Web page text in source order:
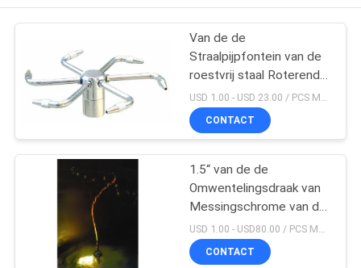
PRODUCTEN
ONGEVEER
ONS
FABRIEKSREIS
KWALITEITSCONTROLE
CONTACTEER
Van de de
Straalpijpfontein van de
roestvrij staal Roterende
Fontein van de de Nevel
Hoofdvijver de
Fonteinpijp
USD 1.00 - USD 23.00 / PCS MOQ:PCs 1
CONTACT
1.5“ van de de
Omwentelingsdraak van
Messingschrome van de
het Waterfontein van de
de straalpijpvijver het
Hoofd van de de
CONTACT